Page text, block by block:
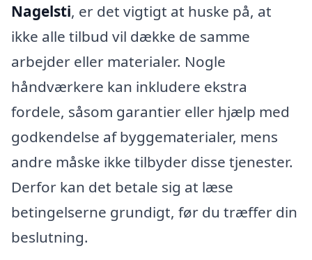
Nagelsti, er det vigtigt at huske på, at
ikke alle tilbud vil dække de samme
arbejder eller materialer. Nogle
håndværkere kan inkludere ekstra
fordele, såsom garantier eller hjælp med
godkendelse af byggematerialer, mens
andre måske ikke tilbyder disse tjenester.
Derfor kan det betale sig at læse
betingelserne grundigt, før du træffer din
beslutning.